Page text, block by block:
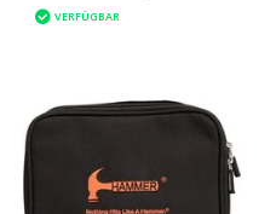
VERFÜGBAR